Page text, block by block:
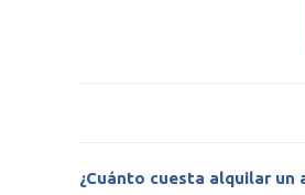
¿Cuánto cuesta alquilar un